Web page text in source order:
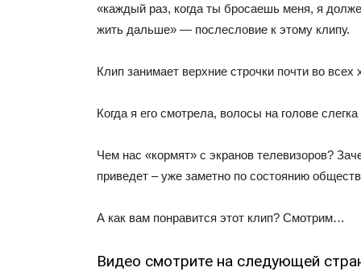
«каждый раз, когда ты бросаешь меня, я
жить дальше» — послесловие к этому клипу.
Клип занимает верхние строчки почти во всех
Когда я его смотрела, волосы на голове
Чем нас «кормят» с экранов телевизоров?
приведет – уже заметно по состоянию
А как вам понравится этот клип? Смотрим…
Видео смотрите на следующей